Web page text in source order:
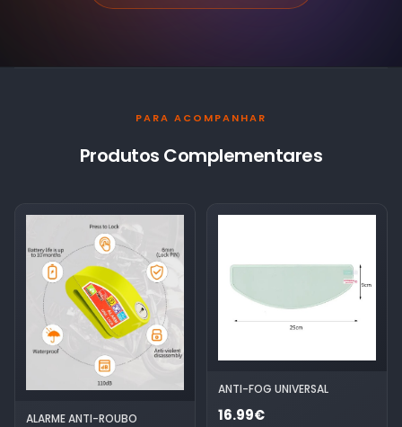
PARA ACOMPANHAR
Produtos Complementares
ALARME ANTI-ROUBO
ANTI-FOG UNIVERSAL
16.99€